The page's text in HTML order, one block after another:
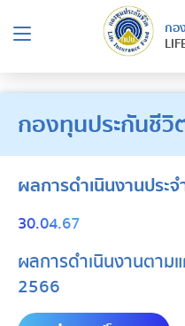
กอ
กองทุนประกันชีวิ
ผลการดำเนินงานประ
30.04.67
ผลการดำเนินงานตาม
2566